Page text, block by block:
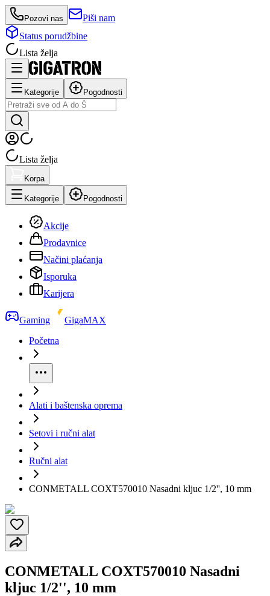
Pozovi nas
Piši nam
Status porudžbine
Lista želja
Kategorije Pogodnosti
Lista želja
Korpa
Kategorije Pogodnosti
Akcije
Prodavnice
Načini plaćanja
Isporuka
Karijera
Gaming
GigaMAX
Početna
Alati i baštenska oprema
Setovi i ručni alat
Ručni alat
CONMETALL COXT570010 Nasadni kljuc 1/2'', 10 mm
CONMETALL COXT570010 Nasadni
kljuc 1/2'', 10 mm